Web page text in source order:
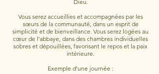
Dieu.
Vous serez accueillies et accompagnées par les
sœurs de la communauté, dans un esprit de
simplicité et de bienveillance. Vous serez logées au
cœur de l’abbaye, dans des chambres individuelles
sobres et dépouillées, favorisant le repos et la paix
intérieure.
Exemple d’une journée :